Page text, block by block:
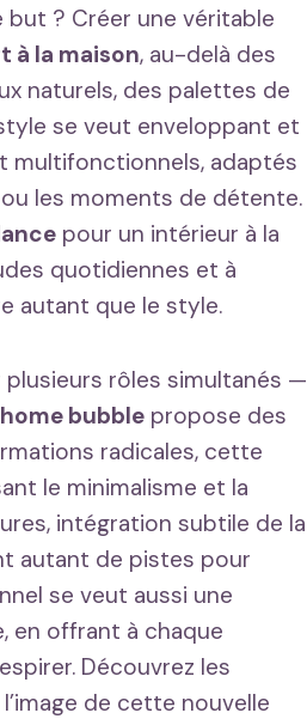
? Créer une véritable
à la maison, au-delà des
naturels, des palettes de
se veut enveloppant et
multifonctionnels, adaptés
les moments de détente.
pour un intérieur à la
quotidiennes et à
autant que le style.
rôles simultanés —
home bubble propose des
radicales, cette
le minimalisme et la
intégration subtile de la
autant de pistes pour
se veut aussi une
en offrant à chaque
Découvrez les
de cette nouvelle